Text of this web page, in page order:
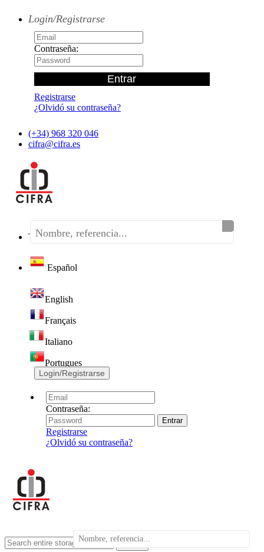
Login/Registrarse
Contraseña:
Registrarse
¿Olvidó su contraseña?
(+34) 968 320 046
cifra@cifra.es
Teléfono:(+34) 968 320 046
Español
English
Français
Italiano
Portugues
Login/Registrarse
Contraseña:
Registrarse
¿Olvidó su contraseña?
search